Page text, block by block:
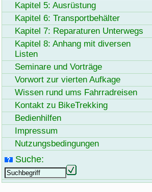
Kapitel 5: Ausrüstung
Kapitel 6: Transportbehälter
Kapitel 7: Reparaturen Unterwegs
Kapitel 8: Anhang mit diversen
Listen
Seminare und Vorträge
Vorwort zur vierten Aufkage
Wissen rund ums Fahrradreisen
Kontakt zu BikeTrekking
Bedienhilfen
Impressum
Nutzungsbedingungen
Suche: